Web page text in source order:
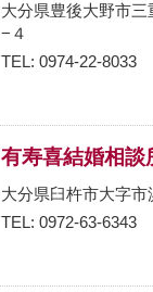
大分県豊後大野市三
−４
TEL: 0974-22-8033
有寿喜結婚相談
大分県臼杵市大字市
TEL: 0972-63-6343